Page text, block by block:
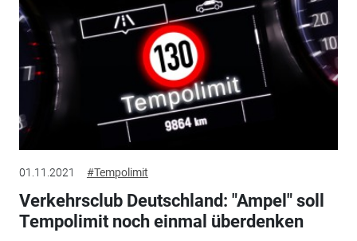
01.11.2021 #Tempolimit
Verkehrsclub Deutschland: "Ampel" soll
Tempolimit noch einmal überdenken